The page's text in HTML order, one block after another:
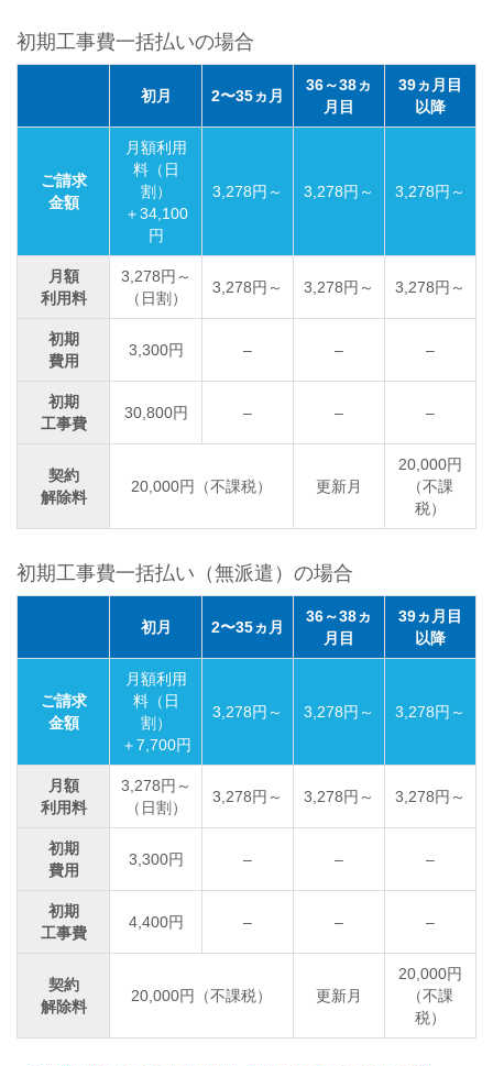
初期工事費一括払いの場合
初月 2〜35ヵ月
36～38ヵ
月目
39ヵ月目
以降
ご請求
金額
月額利用
料（日
割）
＋34,100
円
3,278円～ 3,278円～ 3,278円～
月額
利用料
3,278円～
（日割）
3,278円～ 3,278円～ 3,278円～
初期
費用
3,300円 – – –
初期
工事費
30,800円 – – –
契約
解除料
20,000円（不課税） 更新月
20,000円
（不課
税）
初期工事費一括払い（無派遣）の場合
初月 2〜35ヵ月
36～38ヵ
月目
39ヵ月目
以降
ご請求
金額
月額利用
料（日
割）
＋7,700円
3,278円～ 3,278円～ 3,278円～
月額
利用料
3,278円～
（日割）
3,278円～ 3,278円～ 3,278円～
初期
費用
3,300円 – – –
初期
工事費
4,400円 – – –
契約
解除料
20,000円（不課税） 更新月
20,000円
（不課
税）